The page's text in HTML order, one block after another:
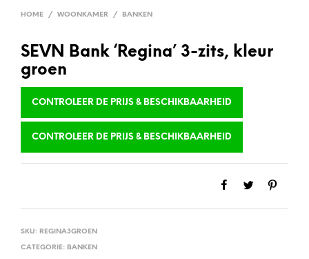
HOME / WOONKAMER / BANKEN
SEVN Bank ‘Regina’ 3-zits, kleur
groen
CONTROLEER DE PRIJS & BESCHIKBAARHEID
CONTROLEER DE PRIJS & BESCHIKBAARHEID
SKU: REGINA3GROEN
CATEGORIE: BANKEN